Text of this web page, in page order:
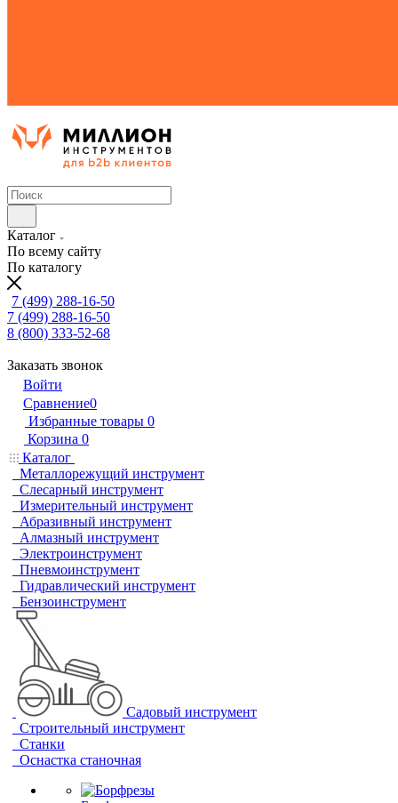
Каталог
По всему сайту
По каталогу
7 (499) 288-16-50
7 (499) 288-16-50
8 (800) 333-52-68
Заказать звонок
Войти
Сравнение0
Избранные товары 0
Корзина 0
Каталог
Металлорежущий инструмент
Слесарный инструмент
Измерительный инструмент
Абразивный инструмент
Алмазный инструмент
Электроинструмент
Пневмоинструмент
Гидравлический инструмент
Бензоинструмент
Садовый инструмент
Строительный инструмент
Станки
Оснастка станочная